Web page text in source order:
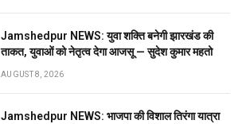
Jamshedpur NEWS: युवा शक्ति बनेगी झारखंड की
ताकत, युवाओं को नेतृत्व देगा आजसू — सुदेश कुमार महतो
AUGUST 8, 2026
Jamshedpur NEWS: भाजपा की विशाल तिरंगा यात्रा